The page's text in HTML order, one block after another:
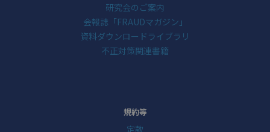
研究会のご案内
会報誌「FRAUDマガジン」
資料ダウンロードライブラリ
不正対策関連書籍
規約等
定款